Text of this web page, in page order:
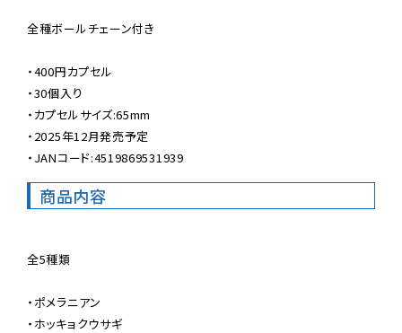
全種ボールチェーン付き
・400円カプセル
・30個入り
・カプセルサイズ:65mm
・2025年12月発売予定
・JANコード:4519869531939
商品内容
全5種類
・ポメラニアン
・ホッキョクウサギ